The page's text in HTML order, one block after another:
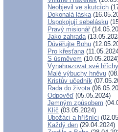
Neobjevil ve skutcích
Dokonalá láska
Uspokojují sebelásku
Pravý misionář
Jako zahrada
Důvěřujte Bohu
Pro křesťana
S úsměvem
Vynahrazovat své hříchy
Malé výbuchy hněvu
Kristův učedník
Rada do života
Odpověď (05.05.2024)
Jemným způsobem
Klíč (03.05.2024)
Ubožáci a hříšníci
Každý den (29.04.2024)